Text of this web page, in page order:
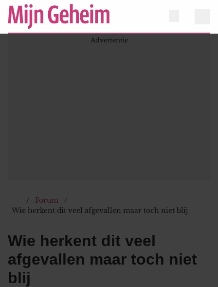
Forum
Wie herkent dit veel afgevallen maar toch niet blij
Wie herkent dit veel
afgevallen maar toch niet
blij